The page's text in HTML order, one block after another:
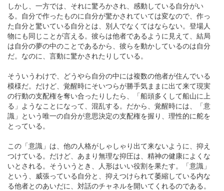
しかし、一方では、それに驚ろかされ、感動している自分がい
る。自分で作ったものに自分が驚かされていては変なので、作っ
た自分と驚いている自分とは、別人でなくてはならない。登場人
物にも同じことが言える。彼らは他者であるように見えて、結局
は自分の夢の中のことであるから、彼らを動かしているのは自分
だ。なのに、言動に驚かされたりしている。
そういうわけで、どうやら自分の中には複数の他者が住んでいる
模様だ。だけど、覚醒時にそいつらが勝手気ままに出て来て現実
の行動の支配権を奪い合ったりしたら、「船頭多くして船山に上
る」ようなことになって、混乱する。だから、覚醒時には、「意
識」という唯一の自分が意思決定の支配権を握り、理性的に舵を
とっている。
この「意識」は、他の人格がしゃしゃり出て来ないように、抑え
つけている。だけど、あまり無理な抑圧は、精神の健康によくな
いとされる。そういうとき、人形はいい役割を果たす。「意識」
という、威張っている自分と、抑えつけられて萎縮している内な
る他者とのあいだに、対話のチャネルを開いてくれるのである。